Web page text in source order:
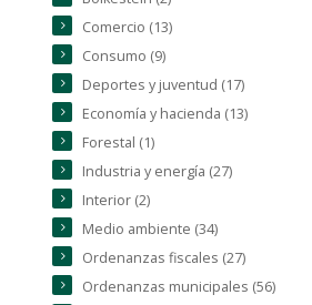
Comercio (13)
Consumo (9)
Deportes y juventud (17)
Economía y hacienda (13)
Forestal (1)
Industria y energía (27)
Interior (2)
Medio ambiente (34)
Ordenanzas fiscales (27)
Ordenanzas municipales (56)